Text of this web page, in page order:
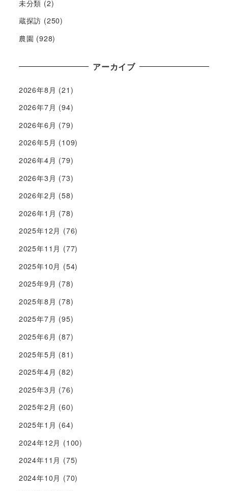
未分類 (2)
蔵探訪 (250)
農園 (928)
アーカイブ
2026年8月 (21)
2026年7月 (94)
2026年6月 (79)
2026年5月 (109)
2026年4月 (79)
2026年3月 (73)
2026年2月 (58)
2026年1月 (78)
2025年12月 (76)
2025年11月 (77)
2025年10月 (54)
2025年9月 (78)
2025年8月 (78)
2025年7月 (95)
2025年6月 (87)
2025年5月 (81)
2025年4月 (82)
2025年3月 (76)
2025年2月 (60)
2025年1月 (64)
2024年12月 (100)
2024年11月 (75)
2024年10月 (70)